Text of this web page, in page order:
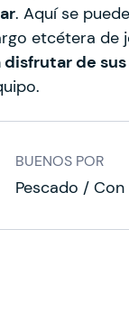
. Aquí se
etcétera de
disfrutar de
BUENOS POR
Pescado /